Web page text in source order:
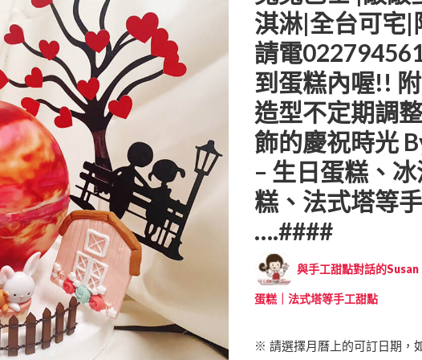
淇淋|全台可宅|
請電
到蛋糕內喔!!
造型不定期調
飾的慶祝時光
– 生日蛋糕、
糕、法式塔等
….####
與手工甜點對話的
蛋糕｜法式塔等手工甜點
※ 請選擇月曆上的可訂日期，